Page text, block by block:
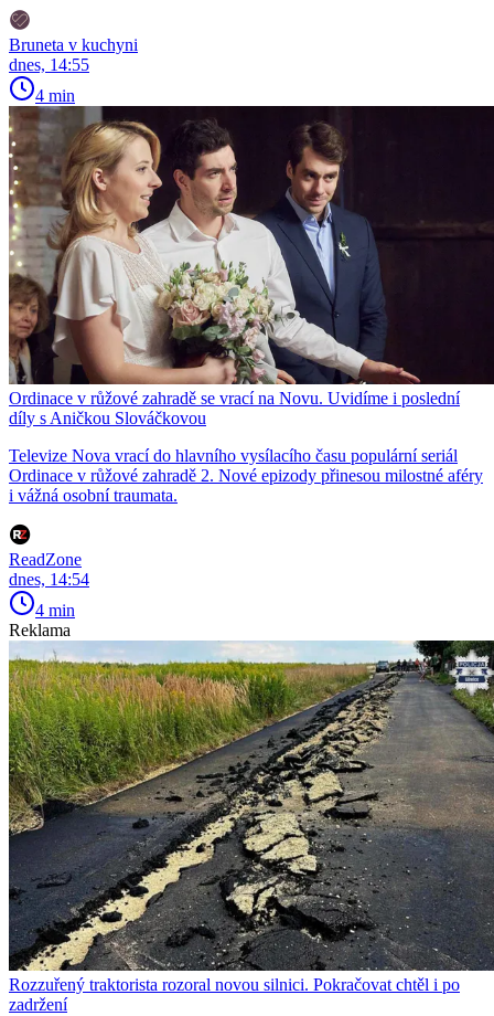
Bruneta v kuchyni
dnes, 14:55
4 min
Ordinace v růžové zahradě se vrací na Novu. Uvidíme i poslední
díly s Aničkou Slováčkovou
Televize Nova vrací do hlavního vysílacího času populární seriál
Ordinace v růžové zahradě 2. Nové epizody přinesou milostné aféry
i vážná osobní traumata.
ReadZone
dnes, 14:54
4 min
Reklama
Rozzuřený traktorista rozoral novou silnici. Pokračovat chtěl i po
zadržení